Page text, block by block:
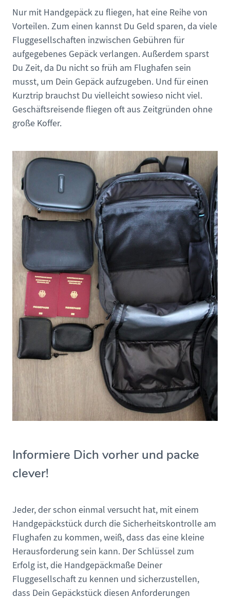
Nur mit Handgepäck zu fliegen, hat eine Reihe von
Vorteilen. Zum einen kannst Du Geld sparen, da viele
Fluggesellschaften inzwischen Gebühren für
aufgegebenes Gepäck verlangen. Außerdem sparst
Du Zeit, da Du nicht so früh am Flughafen sein
musst, um Dein Gepäck aufzugeben. Und für einen
Kurztrip brauchst Du vielleicht sowieso nicht viel.
Geschäftsreisende fliegen oft aus Zeitgründen ohne
große Koffer.
Informiere Dich vorher und packe
clever!
Jeder, der schon einmal versucht hat, mit einem
Handgepäckstück durch die Sicherheitskontrolle am
Flughafen zu kommen, weiß, dass das eine kleine
Herausforderung sein kann. Der Schlüssel zum
Erfolg ist, die Handgepäckmaße Deiner
Fluggesellschaft zu kennen und sicherzustellen,
dass Dein Gepäckstück diesen Anforderungen